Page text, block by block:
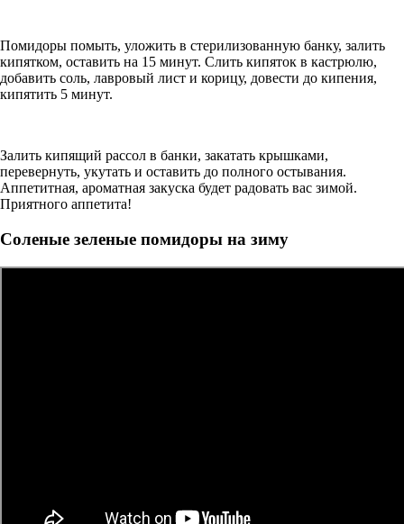
Помидоры помыть, уложить в стерилизованную банку, залить
кипятком, оставить на 15 минут. Слить кипяток в кастрюлю,
добавить соль, лавровый лист и корицу, довести до кипения,
кипятить 5 минут.
Залить кипящий рассол в банки, закатать крышками,
перевернуть, укутать и оставить до полного остывания.
Аппетитная, ароматная закуска будет радовать вас зимой.
Приятного аппетита!
Соленые зеленые помидоры на зиму